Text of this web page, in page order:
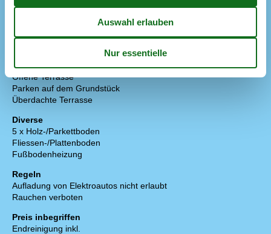
Extra
Draußen
Grill
Offene Terrasse
Parken auf dem Grundstück
Überdachte Terrasse
Diverse
5 x Holz-/Parkettboden
Fliessen-/Plattenboden
Fußbodenheizung
Regeln
Aufladung von Elektroautos nicht erlaubt
Rauchen verboten
Preis inbegriffen
Endreinigung inkl.